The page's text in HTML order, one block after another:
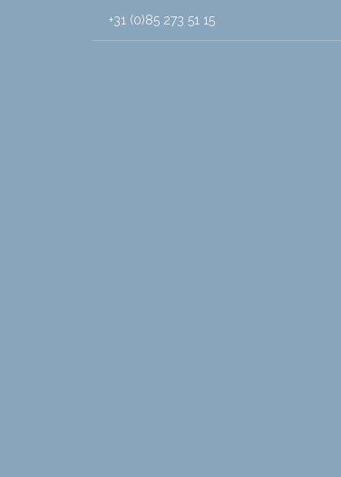
+31 (0)85 273 51 15